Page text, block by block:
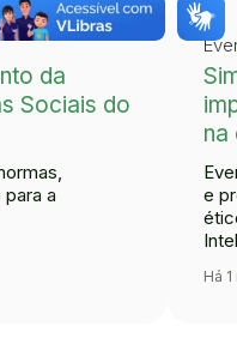
da
Sociais do
a
na
e
Há